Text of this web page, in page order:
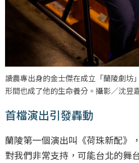
讀農專出身的金士傑在成立「蘭陵劇坊
形間也成了他的生命養分。攝影／沈昱
首檔演出引發轟動
蘭陵第一個演出叫《荷珠新配》
對我們非常支持，可能台北的舞